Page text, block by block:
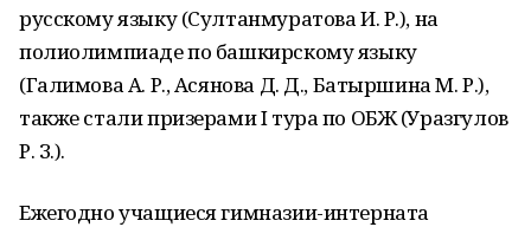
русскому языку (Султанмуратова И. Р.), на
полиолимпиаде по башкирскому языку
(Галимова А. Р., Асянова Д. Д., Батыршина М. Р.),
также стали призерами I тура по ОБЖ (Уразгулов
Р. З.).
Ежегодно учащиеся гимназии-интерната